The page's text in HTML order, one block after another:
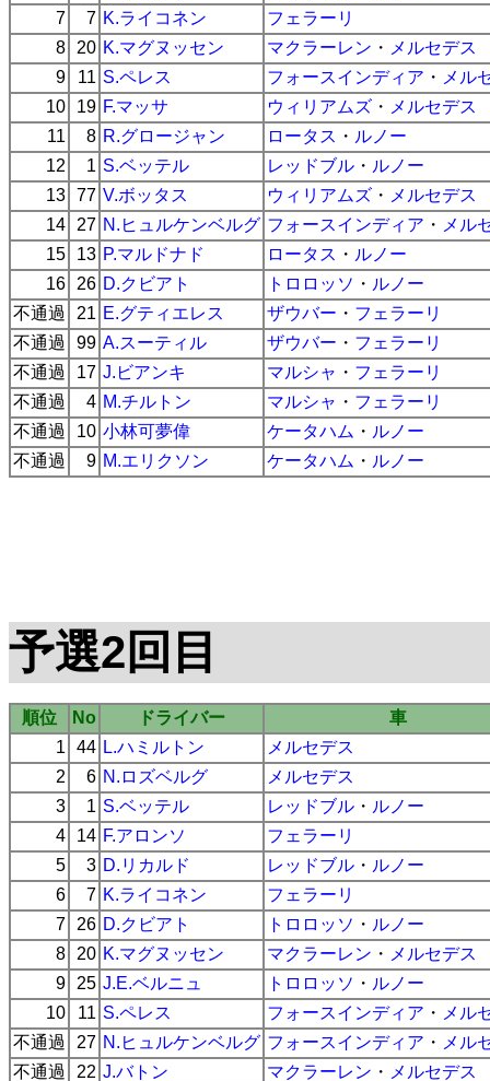
7
7 K.ライコネン
フェラーリ
8
20 K.マグヌッセン マクラーレン ・ メルセデス
9
11 S.ペレス フォースインディア ・ メル
10
19 F.マッサ ウィリアムズ ・ メルセデス
11
8 R.グロージャン ロータス ・ ルノー
12
1 S.ベッテル レッドブル ・ ルノー
13 77 V.ボッタス ウィリアムズ ・ メルセデス
14
27 N.ヒュルケンベルグ フォースインディア ・ メル
15
13 P.マルドナド ロータス ・ ルノー
16
26 D.クビアト トロロッソ ・ ルノー
不通過
21 E.グティエレス ザウバー ・ フェラーリ
不通過
99 A.スーティル ザウバー ・ フェラーリ
不通過
17 J.ビアンキ マルシャ ・ フェラーリ
不通過
4 M.チルトン マルシャ ・ フェラーリ
不通過
10 小林可夢偉 ケータハム ・ ルノー
不通過
9 M.エリクソン ケータハム ・ ルノー
予選2回目
順位 No ドライバー
車
1
44 L.ハミルトン
メルセデス
2
6 N.ロズベルグ
メルセデス
3
1 S.ベッテル レッドブル ・ ルノー
4
14 F.アロンソ
フェラーリ
5
3 D.リカルド レッドブル ・ ルノー
6
7 K.ライコネン
フェラーリ
7
26 D.クビアト トロロッソ ・ ルノー
8
20 K.マグヌッセン マクラーレン ・ メルセデス
9
25 J.E.ベルニュ トロロッソ ・ ルノー
10
11 S.ペレス フォースインディア ・ メル
不通過
27 N.ヒュルケンベルグ フォースインディア ・ メル
不通過
22 J.バトン マクラーレン ・ メルセデス